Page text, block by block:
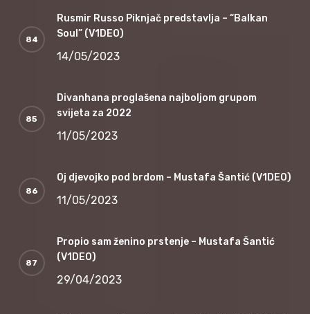
Rusmir Russo Piknjač predstavlja – “Balkan
Soul” (V1DEO)
14/05/2023
Divanhana proglašena najboljom grupom
svijeta za 2022
11/05/2023
Oj djevojko pod brdom – Mustafa Šantić (V1DEO)
11/05/2023
Propio sam ženino prstenje – Mustafa Šantić
(V1DEO)
29/04/2023